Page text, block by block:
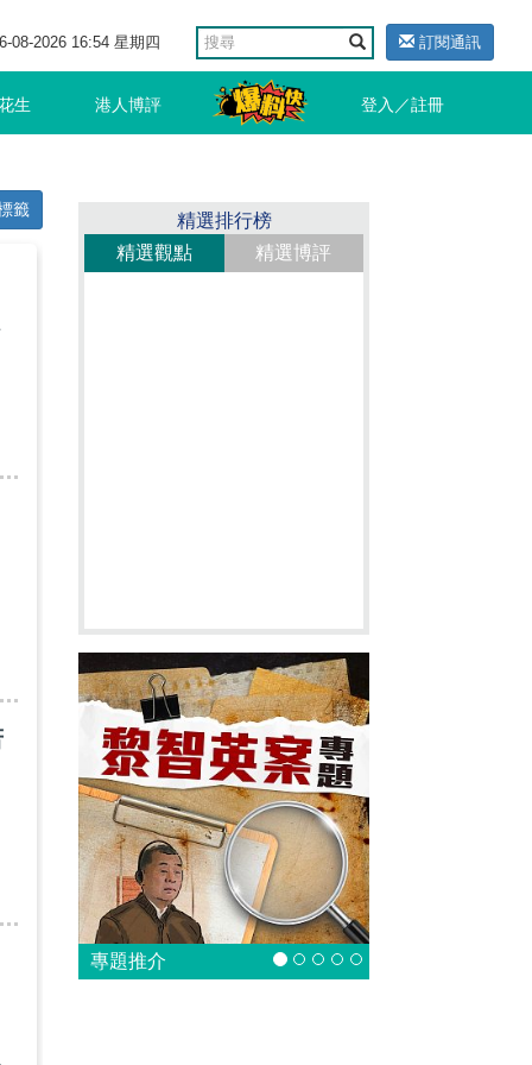
08-2026 16:54 星期四 訂閱通訊
生 港人博評 登入／註冊
籤
精選排行榜
精選觀點
精選博評
專題推介